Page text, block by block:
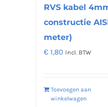
RVS kabel
constructie
meter)
€ 1,80 Incl. BTW
Toevoegen aan
winkelwagen